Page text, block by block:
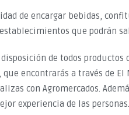
de encargar bebidas,
que podrán
de todos
encontrarás a través de
con Agromercados.
experiencia de las personas.